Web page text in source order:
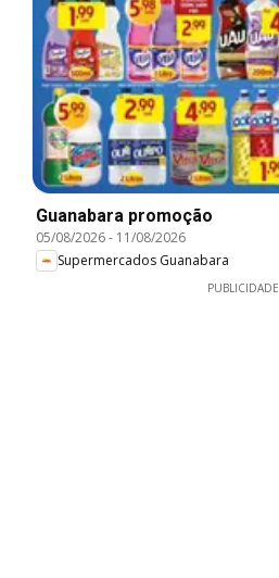
Guanabara promoção
05/08/2026- 11/08/2026
Supermercados Guanabara
PUBLICIDADE